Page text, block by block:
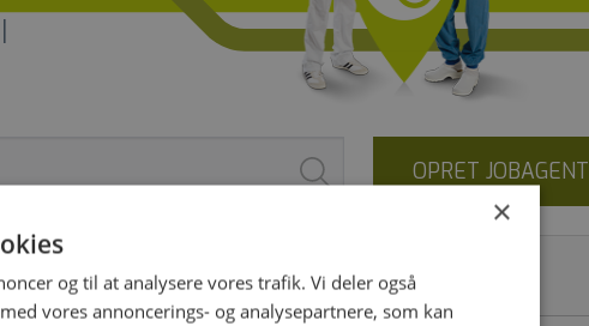
I
OPRET JOBAGENT
SPECIALE ANSÆTTELSESFORM
×
og til at analysere vores trafik. Vi deler også
vores annoncerings- og analysepartnere, som kan